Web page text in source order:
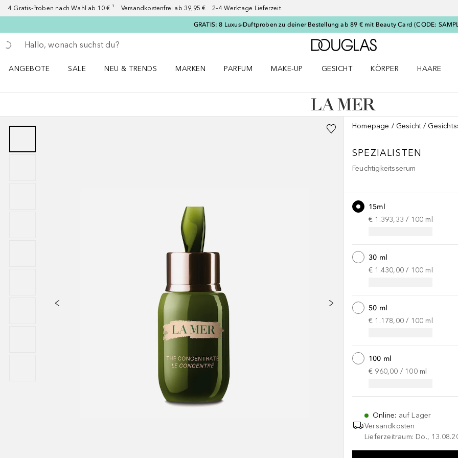
4 Gratis-Proben nach Wahl ab 10 € ¹ Versandkostenfrei ab 39,95 € 2–4 Werktage Lieferzeit
GRATIS: 8 Luxus-Duftproben zu deiner Bestellung ab 89 € mit Beauty Card (CODE:
Gehe zurück
Suche ausführen
Zur Douglas Startseite
ANGEBOTE
SALE
NEU & TRENDS
MARKEN
PARFUM
MAKE-UP
GESICHT
KÖRPER
HAARE
Homepage Gesicht
SPEZIALISTEN
Feuchtigkeitsserum
15ml
€ 1.393,33 / 100 ml
30 ml
€ 1.430,00 / 100 ml
50 ml
€ 1.178,00 / 100 ml
100 ml
€ 960,00 / 100 ml
Online: auf Lager
Versandkosten
Lieferzeitraum: Do.,